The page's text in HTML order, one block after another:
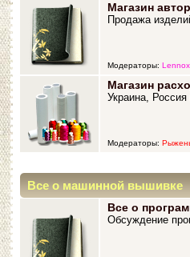
Магазин
Продажа
Модераторы: Lennox
Магазин
Украина,
Модераторы:
Все о машинной вышивке
Все о
Обсуждение